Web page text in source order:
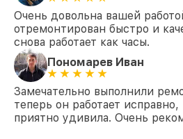
Очень довольна вашей
отремонтирован быстро и
снова работает как часы.
Пономарев Иван
Замечательно выполнили
теперь он работает
приятно удивила. Очень